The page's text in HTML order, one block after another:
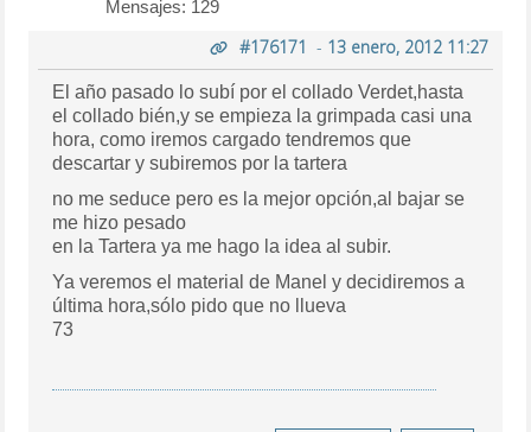
Mensajes: 129
#176171 - 13 enero, 2012 11:27
El año pasado lo subí por el collado Verdet,hasta
el collado bién,y se empieza la grimpada casi una
hora, como iremos cargado tendremos que
descartar y subiremos por la tartera
no me seduce pero es la mejor opción,al bajar se
me hizo pesado
en la Tartera ya me hago la idea al subir.
Ya veremos el material de Manel y decidiremos a
última hora,sólo pido que no llueva
73